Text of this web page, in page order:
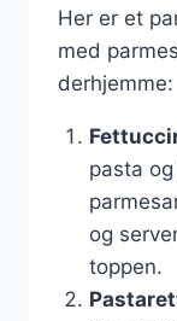
Her er et
med
derhjemme:
pasta
og
toppen.